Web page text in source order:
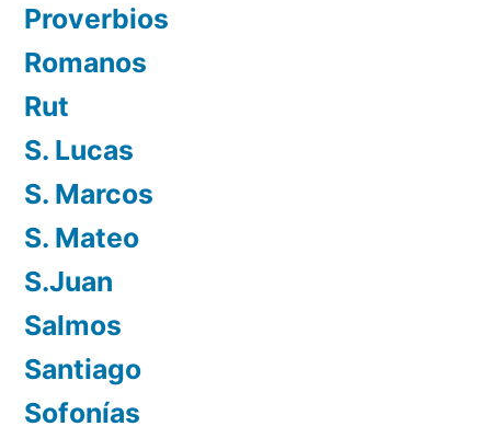
Proverbios
Romanos
Rut
S. Lucas
S. Marcos
S. Mateo
S.Juan
Salmos
Santiago
Sofonías